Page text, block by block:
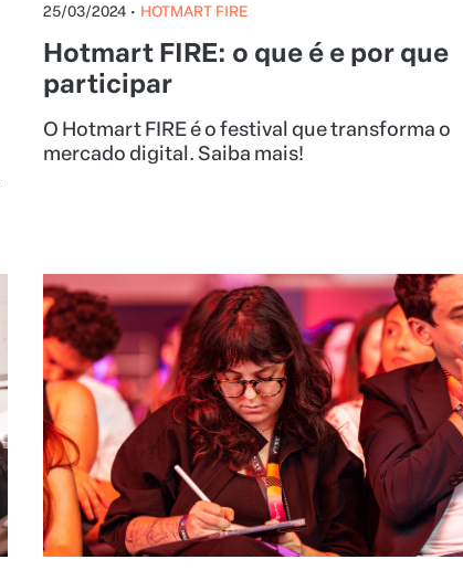
25/03/2024 • HOTMART FIRE
Hotmart FIRE: o que é e por que
participar
O Hotmart FIRE é o festival que transforma o
mercado digital. Saiba mais!